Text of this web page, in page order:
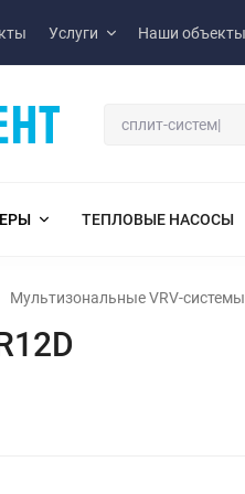
Услуги Наши объекты
ТЕПЛОВЫЕ НАСОСЫ
Мультизональные VRV-системы